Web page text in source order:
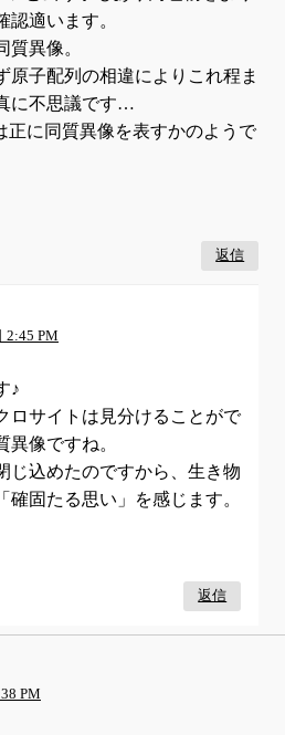
認適います。
質異像。
原子配列の相違によりこれ程ま
に不思議です…
正に同質異像を表すかのようで
返信
2:45 PM
♪
ロサイトは見分けることがで
異像ですね。
じ込めたのですから、生き物
確固たる思い」を感じます。
返信
PM